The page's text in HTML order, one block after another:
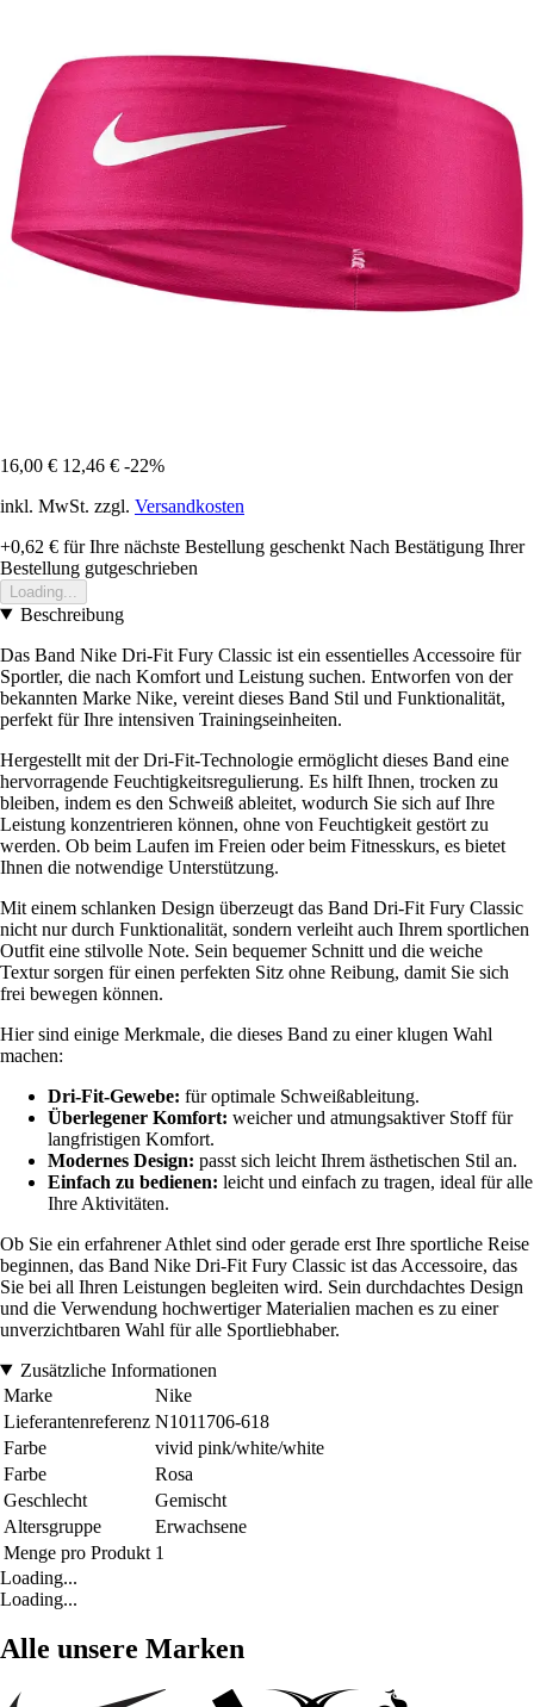
16,00 € 12,46 € -22%
inkl. MwSt. zzgl. Versandkosten
+0,62 € für Ihre nächste Bestellung geschenkt Nach Bestätigung Ihrer
Bestellung gutgeschrieben
Loading...
Beschreibung
Das Band Nike Dri-Fit Fury Classic ist ein essentielles Accessoire für
Sportler, die nach Komfort und Leistung suchen. Entworfen von der
bekannten Marke Nike, vereint dieses Band Stil und Funktionalität,
perfekt für Ihre intensiven Trainingseinheiten.
Hergestellt mit der Dri-Fit-Technologie ermöglicht dieses Band eine
hervorragende Feuchtigkeitsregulierung. Es hilft Ihnen, trocken zu
bleiben, indem es den Schweiß ableitet, wodurch Sie sich auf Ihre
Leistung konzentrieren können, ohne von Feuchtigkeit gestört zu
werden. Ob beim Laufen im Freien oder beim Fitnesskurs, es bietet
Ihnen die notwendige Unterstützung.
Mit einem schlanken Design überzeugt das Band Dri-Fit Fury Classic
nicht nur durch Funktionalität, sondern verleiht auch Ihrem sportlichen
Outfit eine stilvolle Note. Sein bequemer Schnitt und die weiche
Textur sorgen für einen perfekten Sitz ohne Reibung, damit Sie sich
frei bewegen können.
Hier sind einige Merkmale, die dieses Band zu einer klugen Wahl
machen:
Dri-Fit-Gewebe: für optimale Schweißableitung.
Überlegener Komfort: weicher und atmungsaktiver Stoff für
langfristigen Komfort.
Modernes Design: passt sich leicht Ihrem ästhetischen Stil an.
Einfach zu bedienen: leicht und einfach zu tragen, ideal für alle
Ihre Aktivitäten.
Ob Sie ein erfahrener Athlet sind oder gerade erst Ihre sportliche Reise
beginnen, das Band Nike Dri-Fit Fury Classic ist das Accessoire, das
Sie bei all Ihren Leistungen begleiten wird. Sein durchdachtes Design
und die Verwendung hochwertiger Materialien machen es zu einer
unverzichtbaren Wahl für alle Sportliebhaber.
Zusätzliche Informationen
Marke
Nike
Lieferantenreferenz N1011706-618
Farbe
vivid pink/white/white
Farbe
Rosa
Geschlecht
Gemischt
Altersgruppe
Erwachsene
Menge pro Produkt 1
Loading...
Loading...
Alle unsere Marken